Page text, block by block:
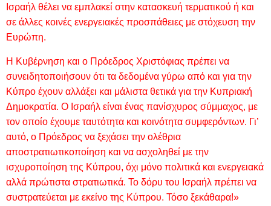
Ισραήλ θέλει να εμπλακεί στην κατασκευή τερματικού ή και
σε άλλες κοινές ενεργειακές προσπάθειες με στόχευση την
Ευρώπη.
Η Κυβέρνηση και ο Πρόεδρος Χριστόφιας πρέπει να
συνειδητοποιήσουν ότι τα δεδομένα γύρω από και για την
Κύπρο έχουν αλλάξει και μάλιστα θετικά για την Κυπριακή
Δημοκρατία. Ο Ισραήλ είναι ένας πανίσχυρος σύμμαχος, με
τον οποίο έχουμε ταυτότητα και κοινότητα συμφερόντων. Γι’
αυτό, ο Πρόεδρος να ξεχάσει την ολέθρια
αποστρατιωτικοποίηση και να ασχοληθεί με την
ισχυροποίηση της Κύπρου, όχι μόνο πολιτικά και ενεργειακά
αλλά πρώτιστα στρατιωτικά. Το δόρυ του Ισραήλ πρέπει να
συστρατεύεται με εκείνο της Κύπρου. Τόσο ξεκάθαρα!»